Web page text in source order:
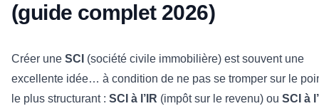
(guide complet 2026)
Créer une SCI (société civile immobilière) est souvent une
excellente idée… à condition de ne pas se tromper sur le
le plus structurant : SCI à l’IR (impôt sur le revenu) ou SCI à